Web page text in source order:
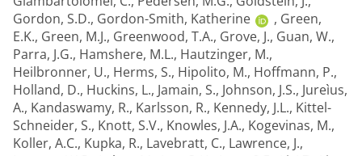
Gordon, S.D., Gordon-Smith, Katherine , Green,
E.K., Green, M.J., Greenwood, T.A., Grove, J., Guan, W.,
Parra, J.G., Hamshere, M.L., Hautzinger, M.,
Heilbronner, U., Herms, S., Hipolito, M., Hoffmann, P.,
Holland, D., Huckins, L., Jamain, S., Johnson, J.S., Jureìus,
A., Kandaswamy, R., Karlsson, R., Kennedy, J.L., Kittel-
Schneider, S., Knott, S.V., Knowles, J.A., Kogevinas, M.,
Koller, A.C., Kupka, R., Lavebratt, C., Lawrence, J.,